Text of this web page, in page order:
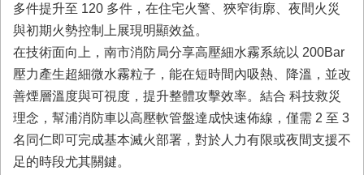
民
力
園
地
接
受
贈
與
公
多件提升至 120 多件，在住宅火警、狹窄街廓、夜間火災
與初期火勢控制上展現明顯效益。
在技術面向上，南市消防局分享高壓細水霧系統以 200Bar
壓力產生超細微水霧粒子，能在短時間內吸熱、降溫，並改
善煙層溫度與可視度，提升整體攻擊效率。結合 科技救災
理念，幫浦消防車以高壓軟管盤達成快速佈線，僅需 2 至 3
名同仁即可完成基本滅火部署，對於人力有限或夜間支援不
足的時段尤其關鍵。